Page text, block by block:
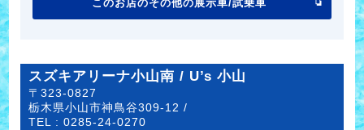
このお店のその他の展示車/試乗車
スズキアリーナ小山南 / U’s 小山
〒323-0827
栃木県小山市神鳥谷309-12 /
TEL :0285-24-0270